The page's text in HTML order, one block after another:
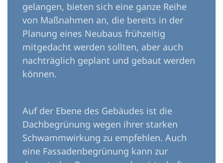
gelangen, bieten sich eine ganze Reihe
von Maßnahmen an, die bereits in der
Planung eines Neubaus frühzeitig
mitgedacht werden sollten, aber auch
nachträglich geplant und gebaut werden
können.
Auf der Ebene des Gebäudes ist die
Dachbegrünung wegen ihrer starken
Schwammwirkung zu empfehlen. Auch
eine Fassadenbegrünung kann zur